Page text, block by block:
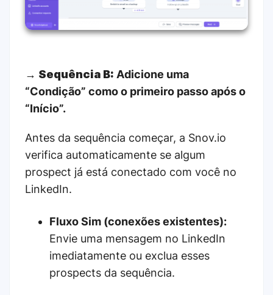
→ Sequência B: Adicione uma
“Condição” como o primeiro passo após o
“Início”.
Antes da sequência começar, a Snov.io
verifica automaticamente se algum
prospect já está conectado com você no
LinkedIn.
Fluxo Sim (conexões existentes):
Envie uma mensagem no LinkedIn
imediatamente ou exclua esses
prospects da sequência.